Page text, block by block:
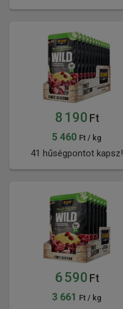
8 190 Ft
5 460 Ft / kg
41 hűségpontot kapsz!
6 590 Ft
3 661 Ft / kg